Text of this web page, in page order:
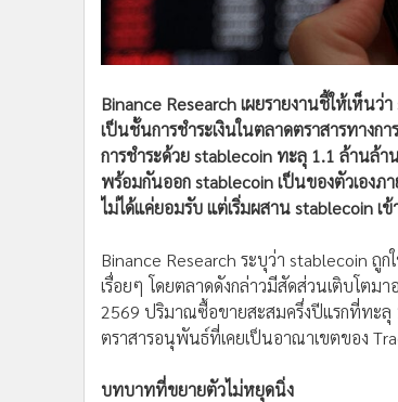
Binance Research เผยรายงานชี้ให้เห็นว่
เป็นชั้นการชำระเงินในตลาดตราสารทาง
การชำระด้วย stablecoin ทะลุ 1.1 ล้านล้
พร้อมกันออก stablecoin เป็นของตัวเองภ
ไม่ได้แค่ยอมรับ แต่เริ่มผสาน stablecoin เ
Binance Research ระบุว่า stablecoin ถู
เรื่อยๆ โดยตลาดดังกล่าวมีสัดส่วนเติบโต
2569 ปริมาณซื้อขายสะสมครึ่งปีแรกที่ทะลุ
ตราสารอนุพันธ์ที่เคยเป็นอาณาเขตของ
บทบาทที่ขยายตัวไม่หยุดนิ่ง